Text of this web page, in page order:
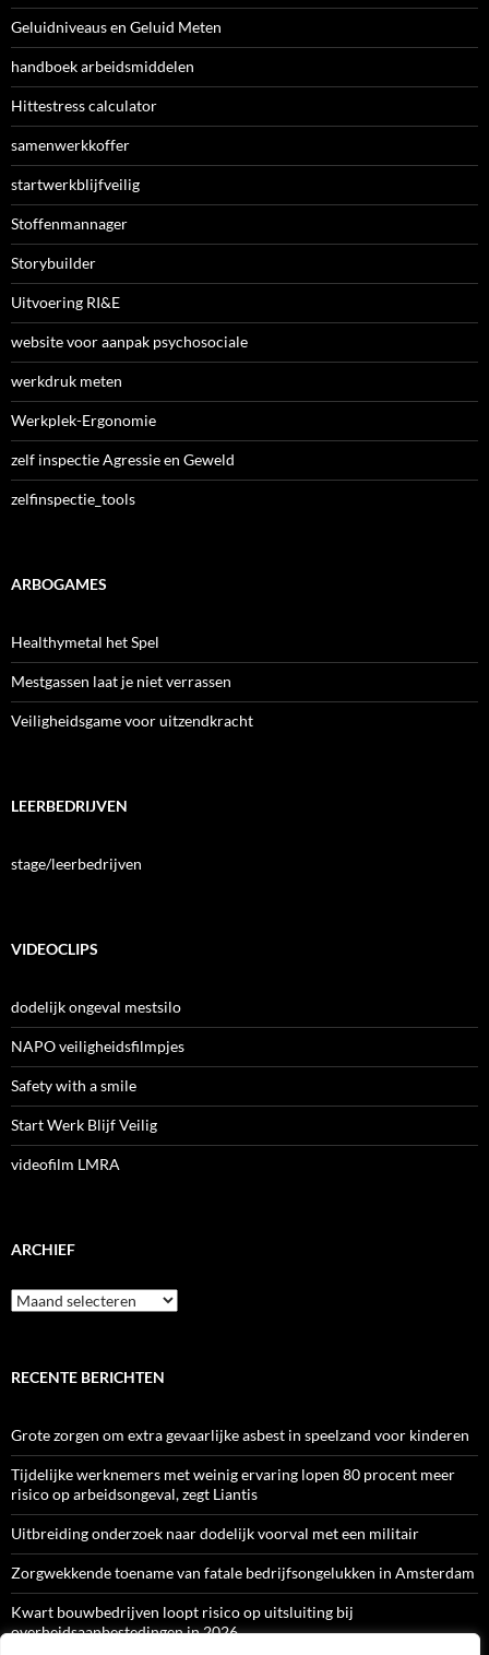
Geluidniveaus en Geluid Meten
handboek arbeidsmiddelen
Hittestress calculator
samenwerkkoffer
startwerkblijfveilig
Stoffenmannager
Storybuilder
Uitvoering RI&E
website voor aanpak psychosociale
werkdruk meten
Werkplek-Ergonomie
zelf inspectie Agressie en Geweld
zelfinspectie_tools
ARBOGAMES
Healthymetal het Spel
Mestgassen laat je niet verrassen
Veiligheidsgame voor uitzendkracht
LEERBEDRIJVEN
stage/leerbedrijven
VIDEOCLIPS
dodelijk ongeval mestsilo
NAPO veiligheidsfilmpjes
Safety with a smile
Start Werk Blijf Veilig
videofilm LMRA
ARCHIEF
Archief
RECENTE BERICHTEN
Grote zorgen om extra gevaarlijke asbest in speelzand voor kinderen
Tijdelijke werknemers met weinig ervaring lopen 80 procent meer
risico op arbeidsongeval, zegt Liantis
Uitbreiding onderzoek naar dodelijk voorval met een militair
Zorgwekkende toename van fatale bedrijfsongelukken in Amsterdam
Kwart bouwbedrijven loopt risico op uitsluiting bij
overheidsaanbestedingen in 2026